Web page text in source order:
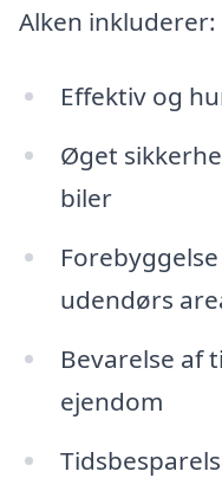
Alken inkluderer:
Effektiv og
Øget
biler
udendørs
Bevarelse af
ejendom